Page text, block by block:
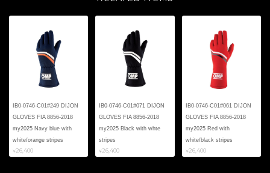
IB0-0746-C01#249 DIJON
GLOVES FIA 8856-2018
my2025 Navy blue with
white/orange stripes
¥26,400
IB0-0746-C01#071 DIJON
GLOVES FIA 8856-2018
my2025 Black with whte
stripes
¥26,400
IB0-0746-C01#061 DIJON
GLOVES FIA 8856-2018
my2025 Red with
white/black stripes
¥26,400